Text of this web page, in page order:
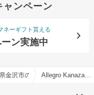
ャンペーン
ネーギフト貰える
ン実施中
金沢市の結婚式場一覧